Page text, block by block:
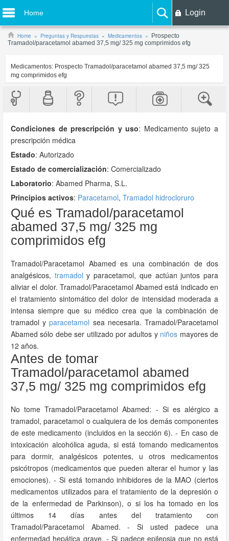
Home Login
Home Preguntas y Respuestas Medicamentos
Prospecto
Tramadol/paracetamol abamed 37,5 mg/ 325 mg comprimidos efg
Medicamentos: Prospecto Tramadol/paracetamol abamed 37,5 mg/ 325
mg comprimidos efg
Condiciones de prescripción y uso: Medicamento sujeto a
prescripción médica
Estado: Autorizado
Estado de comercialización: Comercializado
Laboratorio: Abamed Pharma, S.L.
Principios activos: Paracetamol, Tramadol hidrocloruro
Qué es Tramadol/paracetamol
abamed 37,5 mg/ 325 mg
comprimidos efg
Tramadol/Paracetamol Abamed es una combinación de dos
analgésicos, tramadol y paracetamol, que actúan juntos para
aliviar el dolor. Tramadol/Paracetamol Abamed está indicado en
el tratamiento sintomático del dolor de intensidad moderada a
intensa siempre que su médico crea que la combinación de
tramadol yparacetamol sea necesaria. Tramadol/Paracetamol
Abamed sólo debe ser utilizado por adultos y niños mayores de
12 años.
Antes de tomar
Tramadol/paracetamol abamed
37,5 mg/ 325 mg comprimidos efg
No tome Tramadol/Paracetamol Abamed: - Si es alérgico a
tramadol, paracetamol o cualquiera de los demás componentes
de este medicamento (incluidos en la sección 6). - En caso de
intoxicación alcohólica aguda, si está tomando medicamentos
para dormir, analgésicos potentes, u otros medicamentos
psicótropos (medicamentos que pueden alterar el humor y las
emociones). - Si está tomando inhibidores de la MAO (ciertos
medicamentos utilizados para el tratamiento de la depresión o
de la enfermedad de Parkinson), o si los ha tomado en los
últimos 14 días antes del tratamiento con
Tramadol/Paracetamol Abamed. - Si usted padece una
enfermedad hepática grave. - Si padece epilepsia que no está